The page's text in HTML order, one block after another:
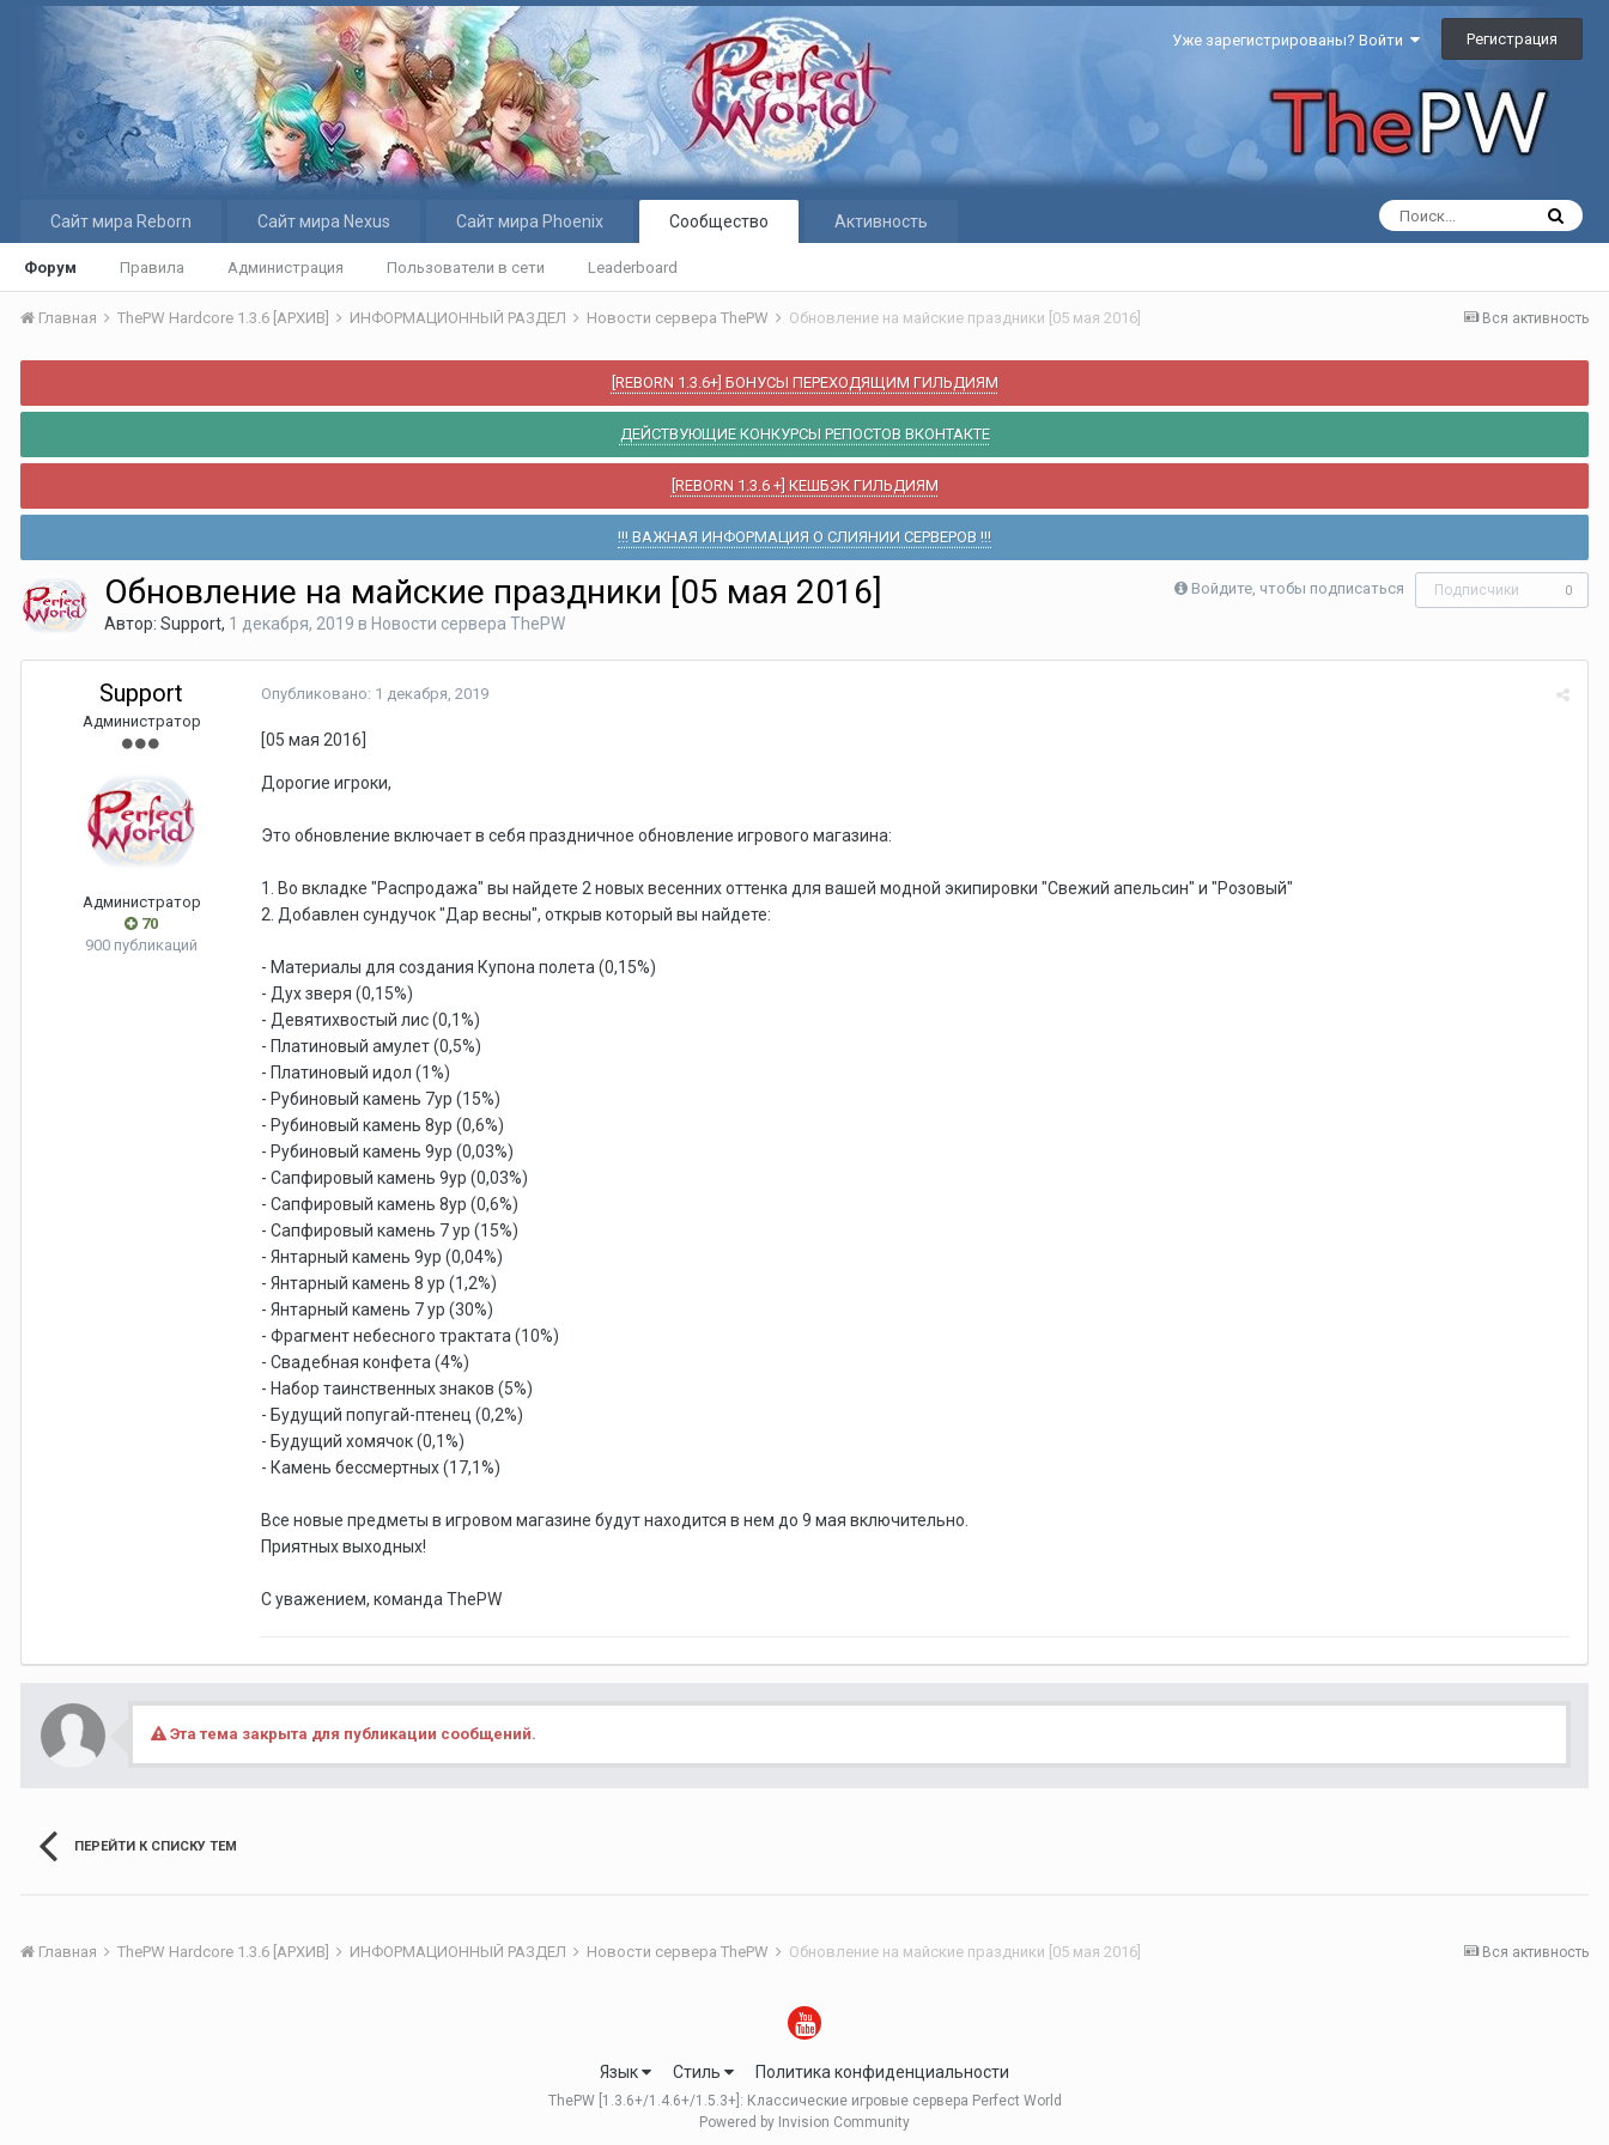
Уже зарегистрированы? Войти Регистрация
Сайт мира Reborn Сайт мира Nexus Сайт мира Phoenix Сообщество
Форум Правила Администрация Пользователи в сети Leaderboard
Активность
Вся активность
Главная ThePW Hardcore 1.3.6 [АРХИВ] ИНФОРМАЦИОННЫЙ РАЗДЕЛ Новости сервера ThePW Обновление на майские праздники [05 мая 2016]
[REBORN 1.3.6+] БОНУСЫ ПЕРЕХОДЯЩИМ ГИЛЬДИЯМ
ДЕЙСТВУЮЩИЕ КОНКУРСЫ РЕПОСТОВ ВКОНТАКТЕ
[REBORN 1.3.6 +] КЕШБЭК ГИЛЬДИЯМ
!!! ВАЖНАЯ ИНФОРМАЦИЯ О СЛИЯНИИ СЕРВЕРОВ !!!
Войдите, чтобы подписаться Подписчики 0
Обновление на майские праздники [05 мая 2016]
Автор: Support, 1 декабря, 2019 в Новости сервера ThePW
Support
Администратор
Администратор
70
900 публикаций
Опубликовано: 1 декабря, 2019
[05 мая 2016]
Дорогие игроки,
Это обновление включает в себя праздничное обновление игрового магазина:
1. Во вкладке "Распродажа" вы найдете 2 новых весенних оттенка для вашей модной экипировки "Свежий апельсин" и "Розовый"
2. Добавлен сундучок "Дар весны", открыв который вы найдете:
- Материалы для создания Купона полета (0,15%)
- Дух зверя (0,15%)
- Девятихвостый лис (0,1%)
- Платиновый амулет (0,5%)
- Платиновый идол (1%)
- Рубиновый камень 7ур (15%)
- Рубиновый камень 8ур (0,6%)
- Рубиновый камень 9ур (0,03%)
- Сапфировый камень 9ур (0,03%)
- Сапфировый камень 8ур (0,6%)
- Сапфировый камень 7 ур (15%)
- Янтарный камень 9ур (0,04%)
- Янтарный камень 8 ур (1,2%)
- Янтарный камень 7 ур (30%)
- Фрагмент небесного трактата (10%)
- Свадебная конфета (4%)
- Набор таинственных знаков (5%)
- Будущий попугай-птенец (0,2%)
- Будущий хомячок (0,1%)
- Камень бессмертных (17,1%)
Все новые предметы в игровом магазине будут находится в нем до 9 мая включительно.
Приятных выходных!
С уважением, команда ThePW
Эта тема закрыта для публикации сообщений.
ПЕРЕЙТИ К СПИСКУ ТЕМ
Вся активность
Главная ThePW Hardcore 1.3.6 [АРХИВ] ИНФОРМАЦИОННЫЙ РАЗДЕЛ Новости сервера ThePW Обновление на майские праздники [05 мая 2016]
Язык Стиль Политика конфиденциальности
ThePW [1.3.6+/1.4.6+/1.5.3+]: Классические игровые сервера Perfect World
Powered by Invision Community